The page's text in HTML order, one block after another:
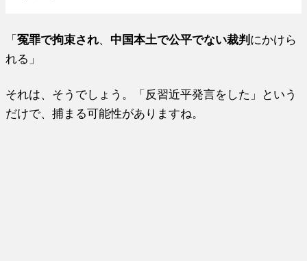
「冤罪で拘束され、 中国本土で公平でない裁判 にかけら
れる」
それは、そうでしょう。「反習近平発言をした」という
だけで、捕まる可能性がありますね。